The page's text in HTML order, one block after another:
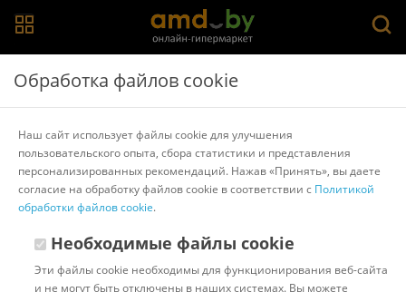
Главная > Каталог товаров
Метеостанции, гигрометры и
термогигрометры > Levenhuk
Монитор качества воздуха Levenhuk Discovery
Report WA30 78876
Другие товары Levenhuk
Обработка файлов cookie
Наш сайт использует файлы cookie для улучшения
пользовательского опыта, сбора статистики и представления
персонализированных рекомендаций. Нажав «Принять», вы даете
согласие на обработку файлов cookie в соответствии с Политикой
обработки файлов cookie.
Необходимые файлы cookie
Эти файлы cookie необходимы для функционирования веб-сайта
и не могут быть отключены в наших системах. Вы можете